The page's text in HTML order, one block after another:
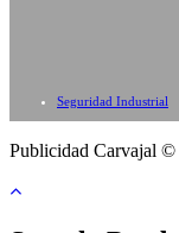
Seguridad Industrial
Publicidad Carvajal ©